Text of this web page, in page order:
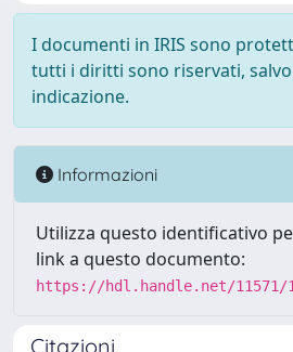
I documenti in IRIS sono
tutti i diritti sono riservati,
indicazione.
Informazioni
Utilizza questo identificativo
link a questo documento:
https://hdl.handle.net/11571/
Citazioni